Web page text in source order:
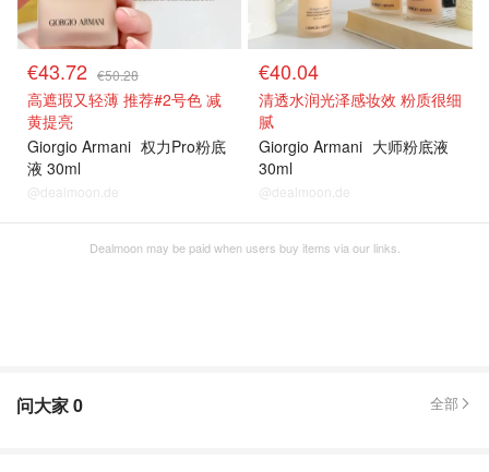
€43.72 €50.28
高遮瑕又轻薄 推荐#2号色 减
黄提亮
Giorgio Armani 权力Pro粉底
液 30ml
@dealmoon.de
€40.04
清透水润光泽感妆效 粉质很细
腻
Giorgio Armani 大师粉底液
30ml
@dealmoon.de
Dealmoon may be paid when users buy items via our links.
问大家0 全部